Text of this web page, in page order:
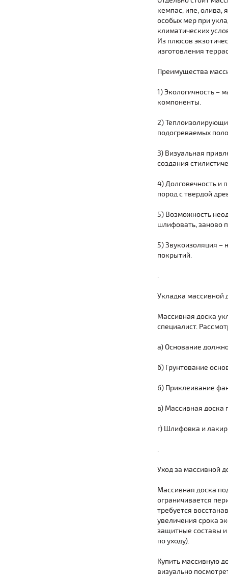
кемпас, ипе, олива,
особых мер при
климатических
Из плюсов
изготовления
Преимущества
1) Экологичность –
компоненты.
2)
подогреваемых
3) Визуальная
создания
4) Долговечность и
пород с твердой
5) Возможность
шлифовать, заново
5) Звукоизоляция –
покрытий.
.
Укладка массивной
Массивная доска
специалист.
а) Основание
б) Грунтование
б) Приклеивание
в) Массивная доска
г) Шлифовка и
.
Уход за массивной
Массивная доска
ограничивается
требуется
увеличения срока
защитные составы и
по уходу).
Купить массивную
визуально